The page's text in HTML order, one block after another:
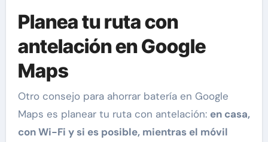
Planea tu ruta con
antelación en Google
Maps
Otro consejo para ahorrar batería en Google
Maps es planear tu ruta con antelación: en casa,
con Wi-Fi y si es posible, mientras el móvil